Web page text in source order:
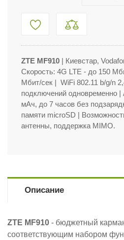
ZTE MF910 | Киевстар,
Скорость: 4G LTE - до 150
Мбит/сек | WiFi 802.11 b/g/n
подключений одновременно |
мАч, до 7 часов без
памяти microSD |
антенны, поддержка MIMO.
Описание
ZTE MF910 - бюджетный
соответствующим набором